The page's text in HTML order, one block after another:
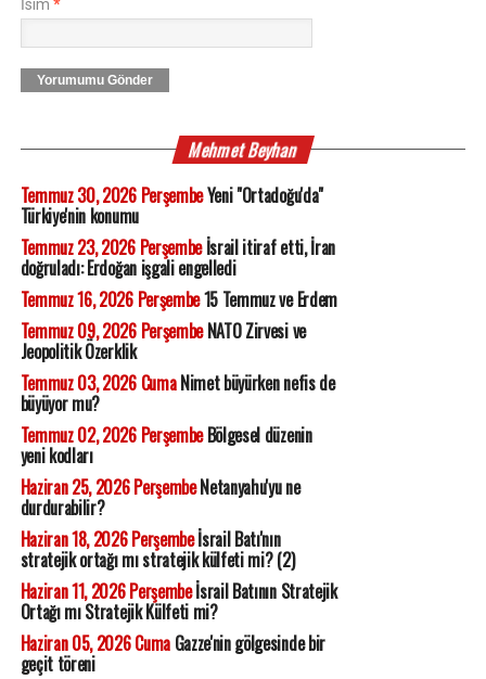
İsim *
Yorumumu Gönder
Mehmet Beyhan
Temmuz 30, 2026 PerşembeYeni "Ortadoğu'da"
Türkiye'nin konumu
Temmuz 23, 2026 Perşembeİsrail itiraf etti, İran
doğruladı: Erdoğan işgali engelledi
Temmuz 16, 2026 Perşembe15 Temmuz ve Erdem
Temmuz 09, 2026 PerşembeNATO Zirvesi ve
Jeopolitik Özerklik
Temmuz 03, 2026 CumaNimet büyürken nefis de
büyüyor mu?
Temmuz 02, 2026 PerşembeBölgesel düzenin
yeni kodları
Haziran 25, 2026 PerşembeNetanyahu'yu ne
durdurabilir?
Haziran 18, 2026 Perşembeİsrail Batı'nın
stratejik ortağı mı stratejik külfeti mi? (2)
Haziran 11, 2026 Perşembeİsrail Batının Stratejik
Ortağı mı Stratejik Külfeti mi?
Haziran 05, 2026 CumaGazze'nin gölgesinde bir
geçit töreni